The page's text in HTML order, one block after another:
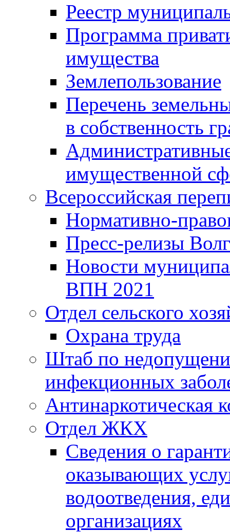
Реестр
Программа
имущества
Землепользование
Перечень
в собственность
имущественной
Всероссийская
Нормативно-
Пресс-релизы
Новости
ВПН 2021
Отдел сельского
Охрана труда
Штаб по
инфекционных
Антинаркотическая
Отдел ЖКХ
Сведения о
оказывающих
водоотведения,
организациях